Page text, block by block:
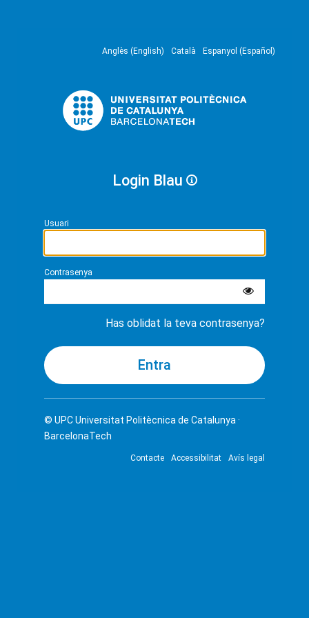
Anglès (English) Català Espanyol (Español)
Login Blau
Usuari
Contrasenya
Has oblidat la teva contrasenya?
© UPCUniversitat Politècnica de Catalunya ·
BarcelonaTech
Contacte Accessibilitat Avís legal